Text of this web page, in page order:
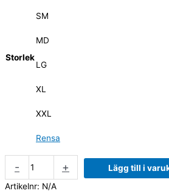
Storlek
SM
MD
LG
XL
XXL
Rensa
- +
Lägg till i
Artikelnr: N/A